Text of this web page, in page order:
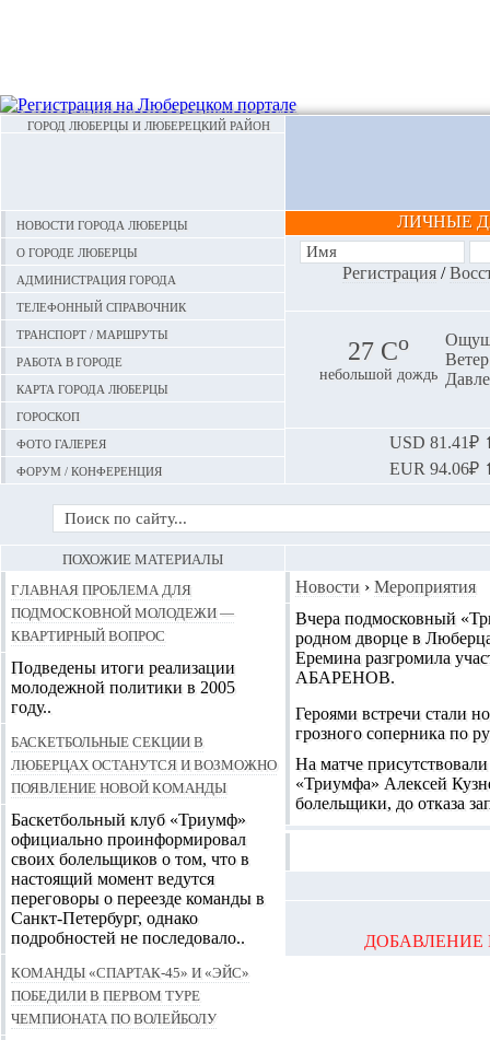
ГОРОД ЛЮБЕРЦЫ И ЛЮБЕРЕЦКИЙ РАЙОН
Новости города Люберцы
О городе Люберцы
Администрация города
Телефонный справочник
Транспорт / маршруты
Работа в городе
Карта города Люберцы
Гороскоп
Фото галерея
Форум / конференция
ЛИЧНЫЕ
Регистрация/
27 Сo
небольшой дождь
USD 81.41₽
EUR 94.06₽
Новости › Мероприятия
Вчера подмосковный
родном дворце в
Еремина разгромила
АБАРЕНОВ.
Героями встречи стали
грозного соперника по
На матче
«Триумфа» Алексей
болельщики, до отказа
ДОБАВЛЕНИЕ
ПОХОЖИЕ МАТЕРИАЛЫ
Главная проблема для
подмосковной молодежи —
квартирный вопрос
Подведены итоги реализации
молодежной политики в 2005
году..
Баскетбольные секции в
Люберцах останутся и возможно
появление новой команды
Баскетбольный клуб «Триумф»
официально проинформировал
своих болельщиков о том, что в
настоящий момент ведутся
переговоры о переезде команды в
Санкт-Петербург, однако
подробностей не последовало..
Команды «Спартак-45» и «Эйс»
победили в первом туре
чемпионата по волейболу